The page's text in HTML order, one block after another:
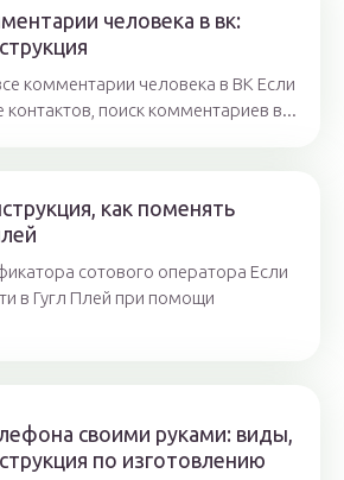
человека в вк:
комментарии человека в ВК Если
контактов, поиск комментариев в...
как поменять
сотового оператора Если
в Гугл Плей при помощи
своими руками: виды,
по изготовлению